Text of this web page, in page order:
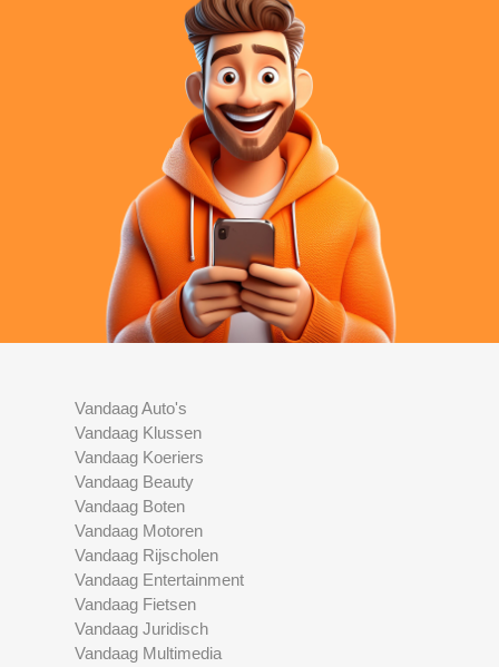
Vandaag Auto's
Vandaag Klussen
Vandaag Koeriers
Vandaag Beauty
Vandaag Boten
Vandaag Motoren
Vandaag Rijscholen
Vandaag Entertainment
Vandaag Fietsen
Vandaag Juridisch
Vandaag Multimedia